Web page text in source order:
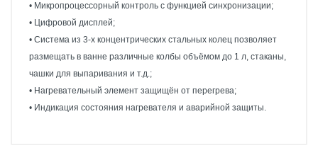
• Микропроцессорный контроль с функцией синхронизации;
• Цифровой дисплей;
• Система из 3-х концентрических стальных колец позволяет
размещать в ванне различные колбы объёмом до 1 л, стаканы,
чашки для выпаривания и т.д.;
• Нагревательный элемент защищён от перегрева;
• Индикация состояния нагревателя и аварийной защиты.